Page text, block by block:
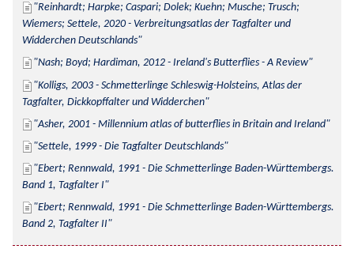
Reinhardt; Harpke; Caspari; Dolek; Kuehn; Musche; Trusch;
Wiemers; Settele, 2020 - Verbreitungsatlas der Tagfalter und
Widderchen Deutschlands
Nash; Boyd; Hardiman, 2012 - Ireland's Butterflies - A Review
Kolligs, 2003 - Schmetterlinge Schleswig-Holsteins, Atlas der
Tagfalter, Dickkopffalter und Widderchen
Asher, 2001 - Millennium atlas of butterflies in Britain and Ireland
Settele, 1999 - Die Tagfalter Deutschlands
Ebert; Rennwald, 1991 - Die Schmetterlinge Baden-Württembergs.
Band 1, Tagfalter I
Ebert; Rennwald, 1991 - Die Schmetterlinge Baden-Württembergs.
Band 2, Tagfalter II